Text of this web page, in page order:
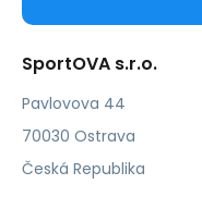
SportOVA s.r.o.
Pavlovova 44
70030 Ostrava
Česká Republika